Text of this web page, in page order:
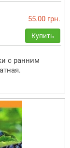
55.00 грн.
Купить
с ранним